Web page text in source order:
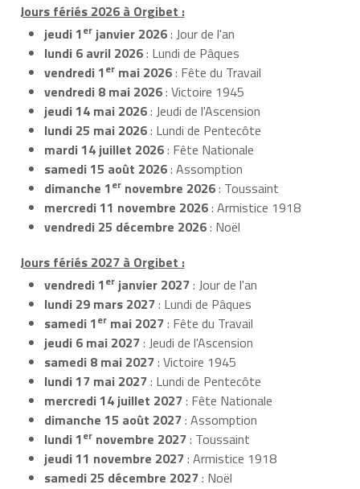
Jours fériés 2026 à Orgibet :
jeudi 1er janvier 2026: Jour de l'an
lundi 6 avril 2026: Lundi de Pâques
vendredi 1er mai 2026: Fête du Travail
vendredi 8 mai 2026: Victoire 1945
jeudi 14 mai 2026: Jeudi de l'Ascension
lundi 25 mai 2026: Lundi de Pentecôte
mardi 14 juillet 2026: Fête Nationale
samedi 15 août 2026: Assomption
dimanche 1er novembre 2026: Toussaint
mercredi 11 novembre 2026: Armistice 1918
vendredi 25 décembre 2026: Noël
Jours fériés 2027 à Orgibet :
vendredi 1er janvier 2027: Jour de l'an
lundi 29 mars 2027: Lundi de Pâques
samedi 1er mai 2027: Fête du Travail
jeudi 6 mai 2027: Jeudi de l'Ascension
samedi 8 mai 2027: Victoire 1945
lundi 17 mai 2027: Lundi de Pentecôte
mercredi 14 juillet 2027: Fête Nationale
dimanche 15 août 2027: Assomption
lundi 1er novembre 2027: Toussaint
jeudi 11 novembre 2027: Armistice 1918
samedi 25 décembre 2027: Noël